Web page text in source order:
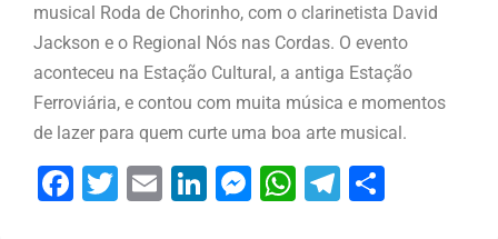
musical Roda de Chorinho, com o clarinetista David
Jackson e o Regional Nós nas Cordas. O evento
aconteceu na Estação Cultural, a antiga Estação
Ferroviária, e contou com muita música e momentos
de lazer para quem curte uma boa arte musical.
Facebook
Twitter
EmailLinkedIn
Messenger
WhatsApp
Telegram